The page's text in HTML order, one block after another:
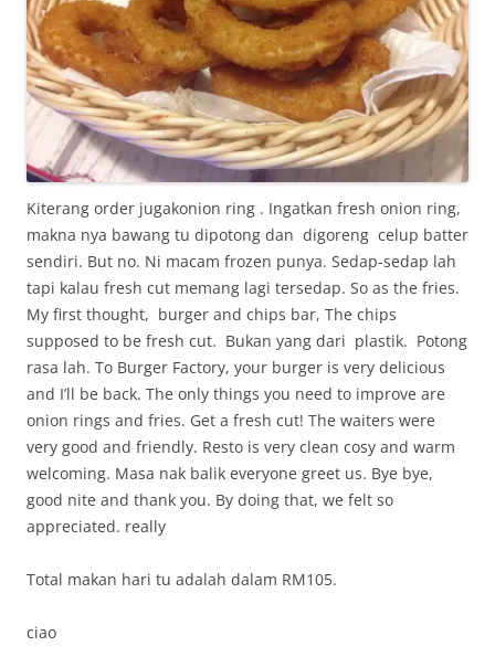
Kiterang order jugakonion ring . Ingatkan fresh onion ring,
makna nya bawang tu dipotong dan digoreng celup batter
sendiri. But no. Ni macam frozen punya. Sedap-sedap lah
tapi kalau fresh cut memang lagi tersedap. So as the fries.
My first thought, burger and chips bar, The chips
supposed to be fresh cut. Bukan yang dari plastik. Potong
rasa lah. To Burger Factory, your burger is very delicious
and I’ll be back. The only things you need to improve are
onion rings and fries. Get a fresh cut! The waiters were
very good and friendly. Resto is very clean cosy and warm
welcoming. Masa nak balik everyone greet us. Bye bye,
good nite and thank you. By doing that, we felt so
appreciated. really
Total makan hari tu adalah dalam RM105.
ciao